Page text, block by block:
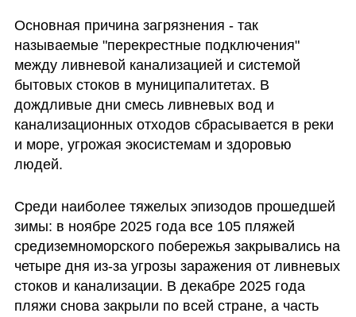
Основная причина загрязнения - так
называемые "перекрестные подключения"
между ливневой канализацией и системой
бытовых стоков в муниципалитетах. В
дождливые дни смесь ливневых вод и
канализационных отходов сбрасывается в реки
и море, угрожая экосистемам и здоровью
людей.
Среди наиболее тяжелых эпизодов прошедшей
зимы: в ноябре 2025 года все 105 пляжей
средиземноморского побережья закрывались на
четыре дня из-за угрозы заражения от ливневых
стоков и канализации. В декабре 2025 года
пляжи снова закрыли по всей стране, а часть